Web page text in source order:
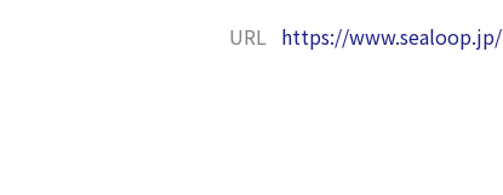
URL https://www.sealoop.jp/